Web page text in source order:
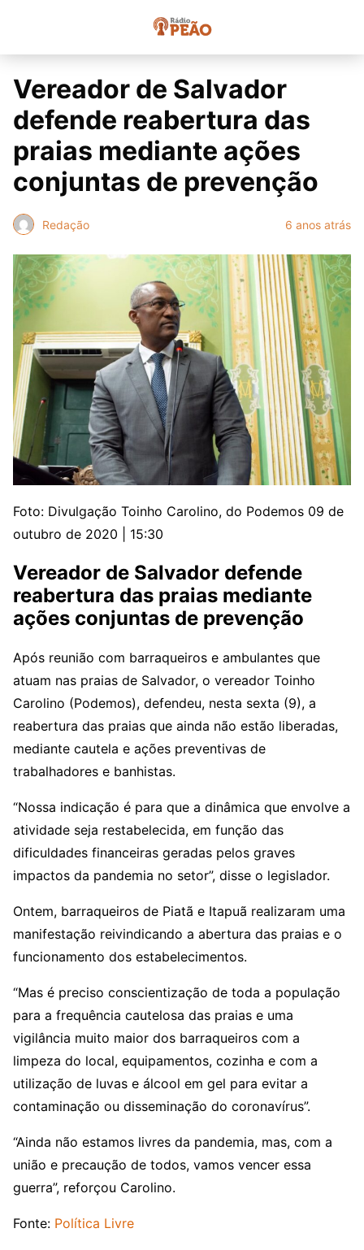
Vereador de Salvador
defende reabertura das
praias mediante ações
conjuntas de prevenção
Redação 6 anos atrás
Foto: Divulgação Toinho Carolino, do Podemos 09 de
outubro de 2020 | 15:30
Vereador de Salvador defende
reabertura das praias mediante
ações conjuntas de prevenção
Após reunião com barraqueiros e ambulantes que
atuam nas praias de Salvador, o vereador Toinho
Carolino (Podemos), defendeu, nesta sexta (9), a
reabertura das praias que ainda não estão liberadas,
mediante cautela e ações preventivas de
trabalhadores e banhistas.
“Nossa indicação é para que a dinâmica que envolve a
atividade seja restabelecida, em função das
dificuldades financeiras geradas pelos graves
impactos da pandemia no setor”, disse o legislador.
Ontem, barraqueiros de Piatã e Itapuã realizaram uma
manifestação reivindicando a abertura das praias e o
funcionamento dos estabelecimentos.
“Mas é preciso conscientização de toda a população
para a frequência cautelosa das praias e uma
vigilância muito maior dos barraqueiros com a
limpeza do local, equipamentos, cozinha e com a
utilização de luvas e álcool em gel para evitar a
contaminação ou disseminação do coronavírus”.
“Ainda não estamos livres da pandemia, mas, com a
união e precaução de todos, vamos vencer essa
guerra”, reforçou Carolino.
Fonte: Política Livre